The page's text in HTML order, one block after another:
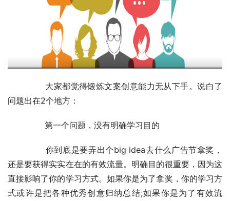
问题出在2个地方：
	　　第一个问题，没有明确学习目的
还是要获得实实在在的有效流量。明确目的很重要，因为这
直接影响了你的学习方式。如果你是为了拿奖，你的学习方
式或许是把各种优秀创意归纳总结;如果你是为了有效流